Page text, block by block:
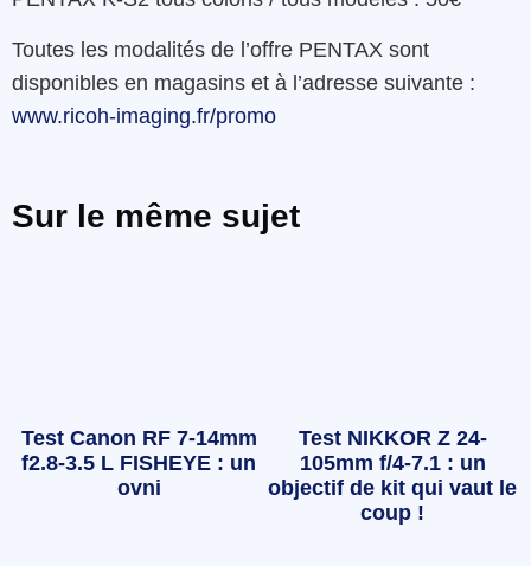
Toutes les modalités de l’offre PENTAX sont
disponibles en magasins et à l’adresse suivante :
www.ricoh-imaging.fr/promo
Sur le même sujet
Test Canon RF 7-14mm
f2.8-3.5 L FISHEYE : un
ovni
Test NIKKOR Z 24-
105mm f/4-7.1 : un
objectif de kit qui vaut le
coup !